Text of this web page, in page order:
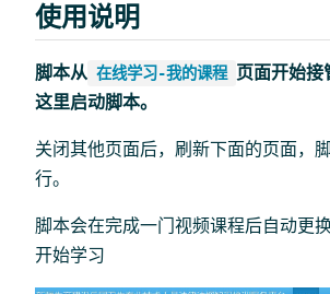
使用说明
脚本从 在线学习-我的课程 页面开始接
这里启动脚本。
关闭其他页面后，刷新下面的页面，
行。
脚本会在完成一门视频课程后自动更
开始学习